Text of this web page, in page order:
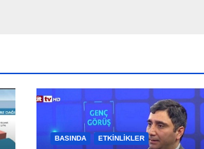
BASINDA ETKINLIKLER